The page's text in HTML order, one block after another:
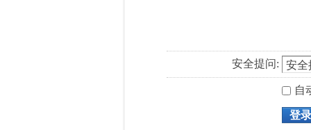
安全提问:
自
登录